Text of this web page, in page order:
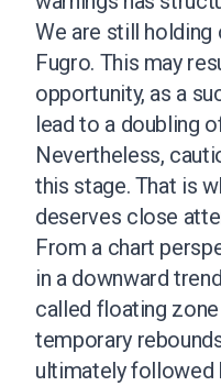
We are still
Fugro. This may
opportunity, as a
lead to a doubling
Nevertheless,
this stage. That is
deserves close
From a chart
in a downward
called floating
temporary
ultimately followed